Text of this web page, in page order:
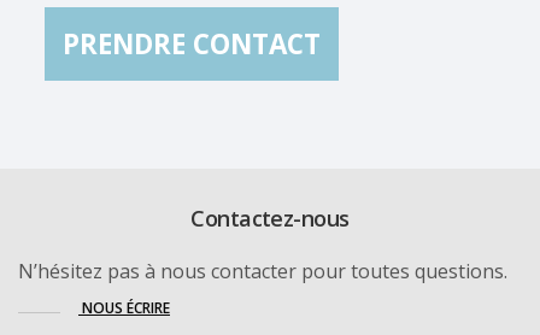
PRENDRE CONTACT
Contactez-nous
N’hésitez pas à nous contacter pour toutes questions.
NOUS ÉCRIRE